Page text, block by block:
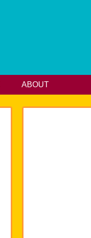
ABOUT